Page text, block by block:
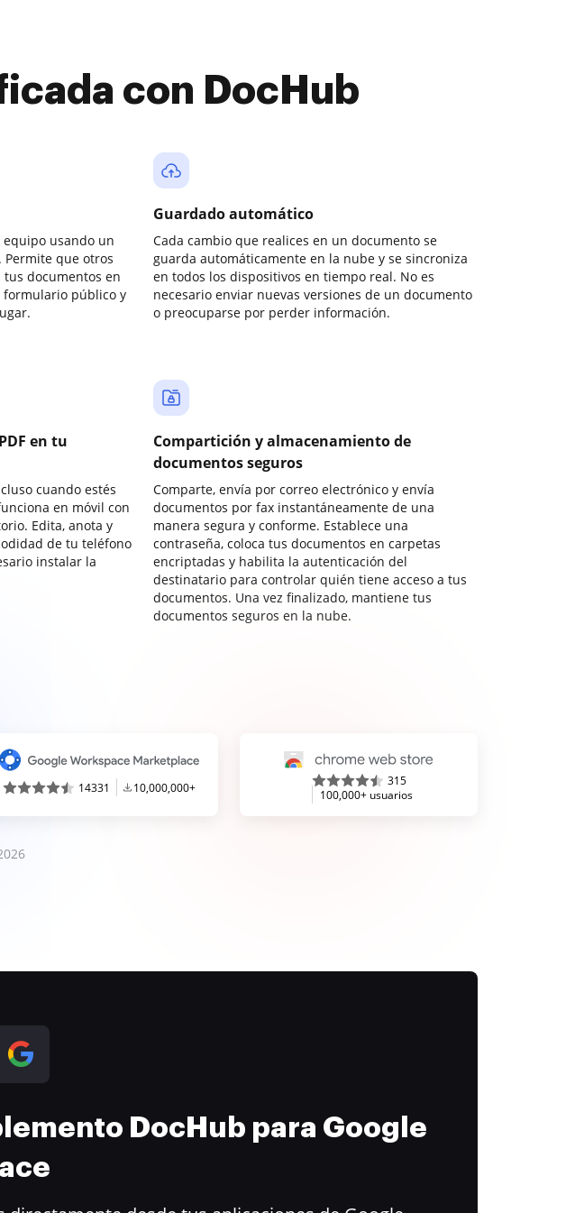
con DocHub
usando un
que otros
documentos en
formulario público y
Guardado automático
Cada cambio que realices en un documento se
guarda automáticamente en la nube y se sincroniza
en todos los dispositivos en tiempo real. No es
necesario enviar nuevas versiones de un documento
o preocuparse por perder información.
en tu
cuando estés
en móvil con
Edita, anota y
de tu teléfono
instalar la
Compartición y almacenamiento de
documentos seguros
Comparte, envía por correo electrónico y envía
documentos por fax instantáneamente de una
manera segura y conforme. Establece una
contraseña, coloca tus documentos en carpetas
encriptadas y habilita la autenticación del
destinatario para controlar quién tiene acceso a tus
documentos. Una vez finalizado, mantiene tus
documentos seguros en la nube.
14331 10,000,000+
315
100,000+ usuarios
DocHub para Google